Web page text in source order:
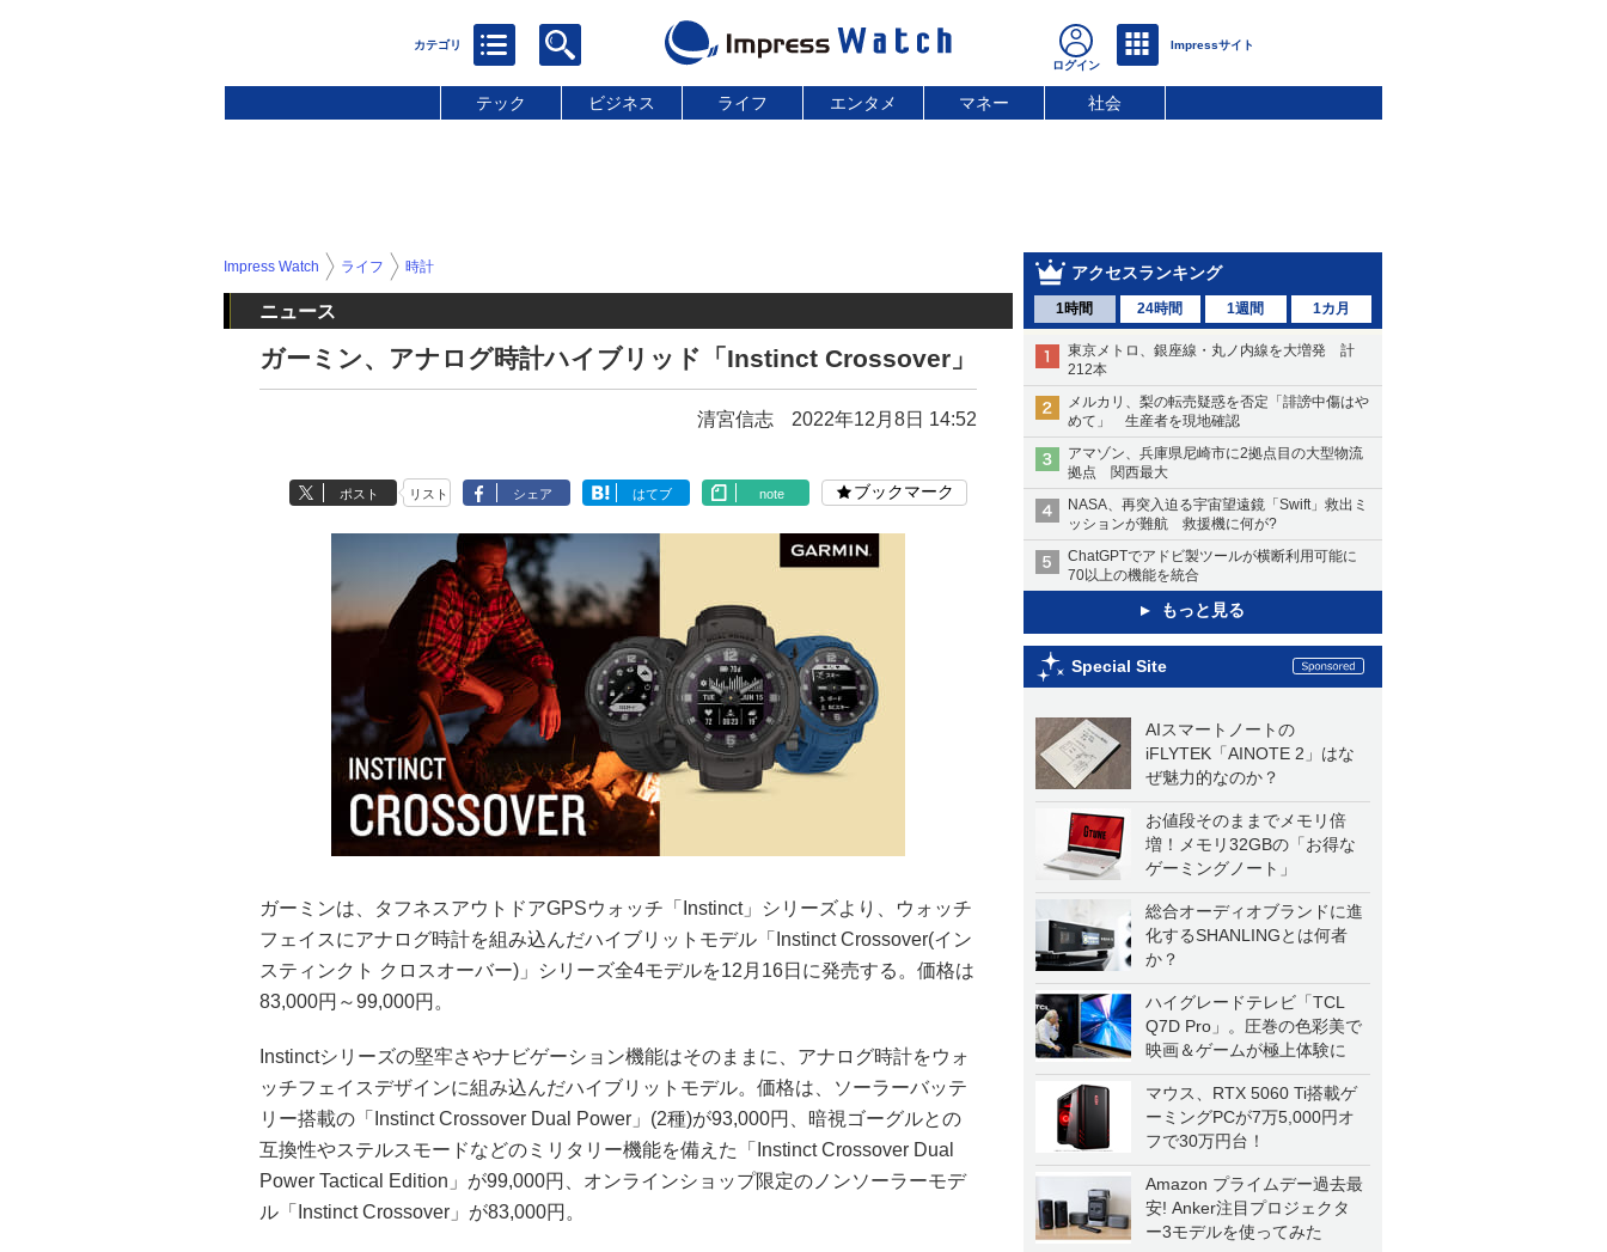
テック ビジネス ライフ エンタメ マネー 社会
アクセスランキング
1時間 24時間 1週間 1カ月
東京メトロ、銀座線・丸ノ内線を大増発 計
212本
メルカリ、梨の転売疑惑を否定「誹謗中傷はや
めて」 生産者を現地確認
アマゾン、兵庫県尼崎市に2拠点目の大型物流
拠点 関西最大
NASA、再突入迫る宇宙望遠鏡「Swift」救出ミ
ッションが難航 救援機に何が?
ChatGPTでアドビ製ツールが横断利用可能に
70以上の機能を統合
もっと見る
Special Site
AIスマートノートの
iFLYTEK「AINOTE 2」はな
ぜ魅力的なのか？
お値段そのままでメモリ倍
増！メモリ32GBの「お得な
ゲーミングノート」
総合オーディオブランドに進
化するSHANLINGとは何者
か？
ハイグレードテレビ「TCL
Q7D Pro」。圧巻の色彩美で
映画＆ゲームが極上体験に
マウス、RTX 5060 Ti搭載ゲ
ーミングPCが7万5,000円オ
フで30万円台！
Amazon プライムデー過去最
安! Anker注目プロジェクタ
ー3モデルを使ってみた
Impress Watch ライフ 時計
ニュース
ガーミン、アナログ時計ハイブリッド「Instinct Crossover」
清宮信志 2022年12月8日 14:52
ポスト リスト シェア はてブ note ブックマーク
ガーミンは、タフネスアウトドアGPSウォッチ「Instinct」シリーズより、ウォッチ
フェイスにアナログ時計を組み込んだハイブリットモデル「Instinct Crossover(イン
スティンクト クロスオーバー)」シリーズ全4モデルを12月16日に発売する。価格は
83,000円～99,000円。
Instinctシリーズの堅牢さやナビゲーション機能はそのままに、アナログ時計をウォ
ッチフェイスデザインに組み込んだハイブリットモデル。価格は、ソーラーバッテ
リー搭載の「Instinct Crossover Dual Power」(2種)が93,000円、暗視ゴーグルとの
互換性やステルスモードなどのミリタリー機能を備えた「Instinct Crossover Dual
Power Tactical Edition」が99,000円、オンラインショップ限定のノンソーラーモデ
ル「Instinct Crossover」が83,000円。